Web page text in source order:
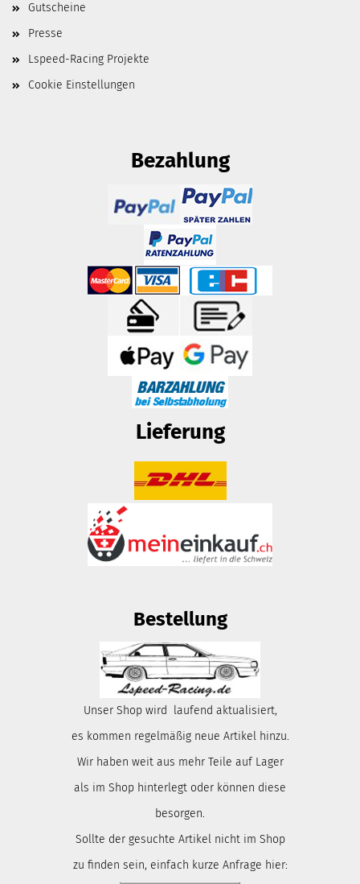
Gutscheine
Presse
Lspeed-Racing Projekte
Cookie Einstellungen
Bezahlung
Lieferung
Bestellung
Unser Shop wird laufend aktualisiert,
es kommen regelmäßig neue Artikel hinzu.
Wir haben weit aus mehr Teile auf Lager
als im Shop hinterlegt oder können diese
besorgen.
Sollte der gesuchte Artikel nicht im Shop
zu finden sein, einfach kurze Anfrage hier: